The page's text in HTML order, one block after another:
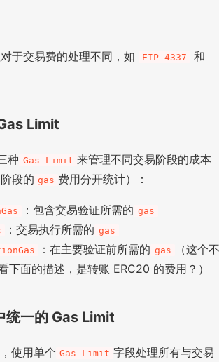
于交易费的处理不同，如 EIP-4337
和
Limit
种 Gas Limit 来管理不同交易阶段的成本
段的 gas 费用分开统计）：
：包含交易验证所需的 gas
：交易执行所需的 gas
：在主要验证前所需的 gas
（这个不
下面的描述，是转账 ERC20 的费用？）
统一的 Gas Limit
使用单个 Gas Limit 字段处理所有与交易